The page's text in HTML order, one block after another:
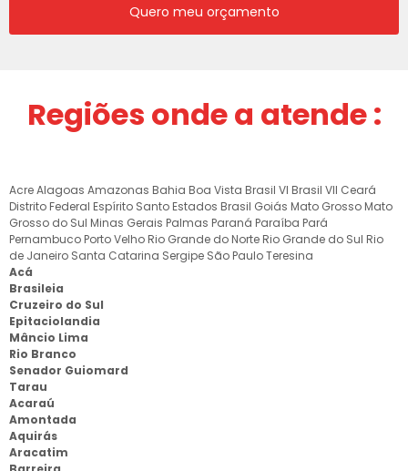
Quero meu orçamento
Regiões onde a atende :
AcreAlagoas Amazonas Bahia Boa Vista Brasil VI Brasil VII Ceará
Distrito Federal Espírito Santo Estados Brasil Goiás Mato Grosso Mato
Grosso do Sul Minas Gerais Palmas Paraná Paraíba Pará
Pernambuco Porto Velho Rio Grande do Norte Rio Grande do Sul Rio
de Janeiro Santa Catarina Sergipe São PauloTeresina
Acá
Brasileia
Cruzeiro do Sul
Epitaciolandia
Mâncio Lima
Rio Branco
Senador Guiomard
Tarau
Acaraú
Amontada
Aquirás
Aracatim